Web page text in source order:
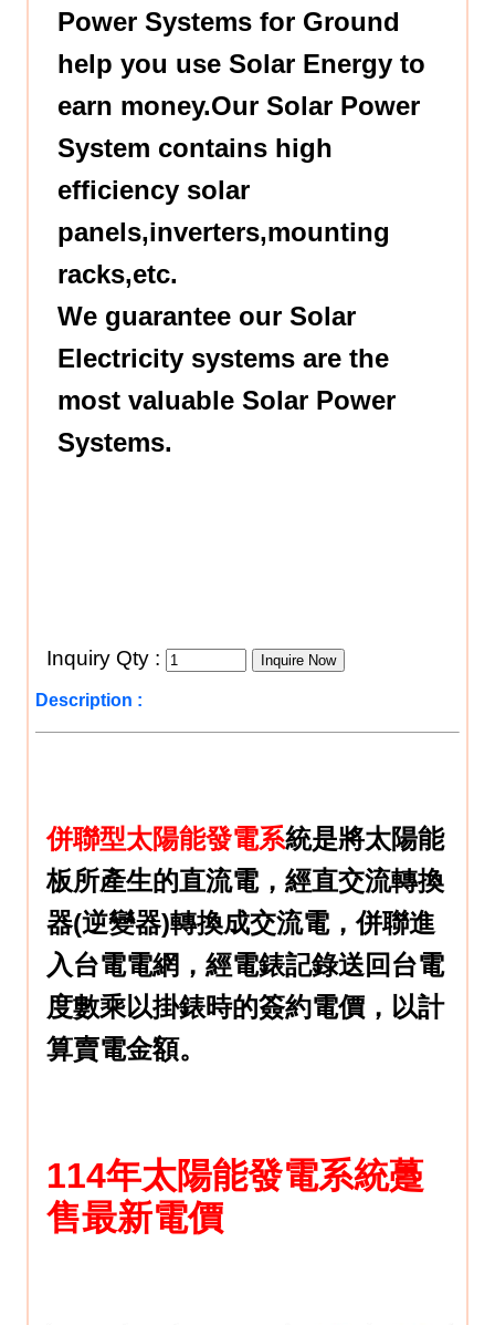
Power Systems for Ground
help you use Solar Energy to
earn money.Our Solar Power
System contains high
efficiency solar
panels,inverters,mounting
racks,etc.
We guarantee our Solar
Electricity systems are the
most valuable Solar Power
Systems.
Inquiry Qty :
Description :
併聯型太陽能發電系統是將太陽能
板所產生的直流電，經直交流轉換
器(逆變器)轉換成交流電，併聯進
入台電電網，經電錶記錄送回台電
度數乘以掛錶時的簽約電價，以計
算賣電金額。
114年太陽能發電系統躉
售最新電價